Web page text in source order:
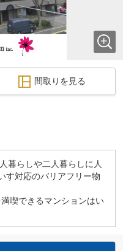
間取りを見る
暮らしや二人暮らしに人
す対応のバリアフリー物
喫できるマンションはい